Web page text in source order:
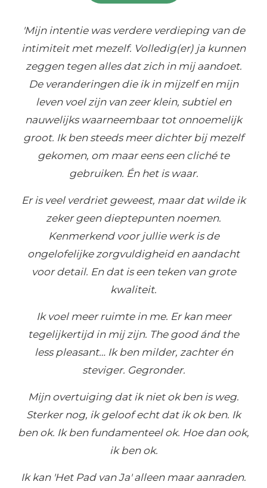
'Mijn intentie was verdere verdieping van de
intimiteit met mezelf. Volledig(er) ja kunnen
zeggen tegen alles dat zich in mij aandoet.
De veranderingen die ik in mijzelf en mijn
leven voel zijn van zeer klein, subtiel en
nauwelijks waarneembaar tot onnoemelijk
groot. Ik ben steeds meer dichter bij mezelf
gekomen, om maar eens een cliché te
gebruiken. Én het is waar.
Er is veel verdriet geweest, maar dat wilde ik
zeker geen dieptepunten noemen.
Kenmerkend voor jullie werk is de
ongelofelijke zorgvuldigheid en aandacht
voor detail. En dat is een teken van grote
kwaliteit.
Ik voel meer ruimte in me. Er kan meer
tegelijkertijd in mij zijn. The good ánd the
less pleasant… Ik ben milder, zachter én
steviger. Gegronder.
Mijn overtuiging dat ik niet ok ben is weg.
Sterker nog, ik geloof echt dat ik ok ben. Ik
ben ok. Ik ben fundamenteel ok. Hoe dan ook,
ik ben ok.
Ik kan 'Het Pad van Ja' alleen maar aanraden.